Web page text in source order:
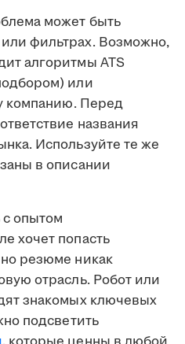
может быть
фильтрах. Возможно,
алгоритмы ATS
или
компанию. Перед
названия
Используйте те же
в описании
с опытом
хочет попасть
резюме никак
отрасль. Робот или
знакомых ключевых
подсветить